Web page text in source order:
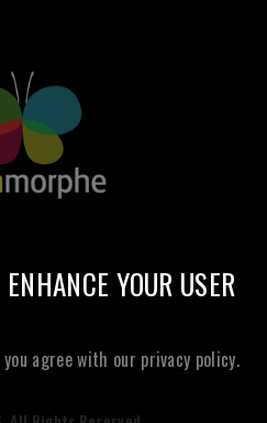
YOUR USER
agree with our privacy policy.